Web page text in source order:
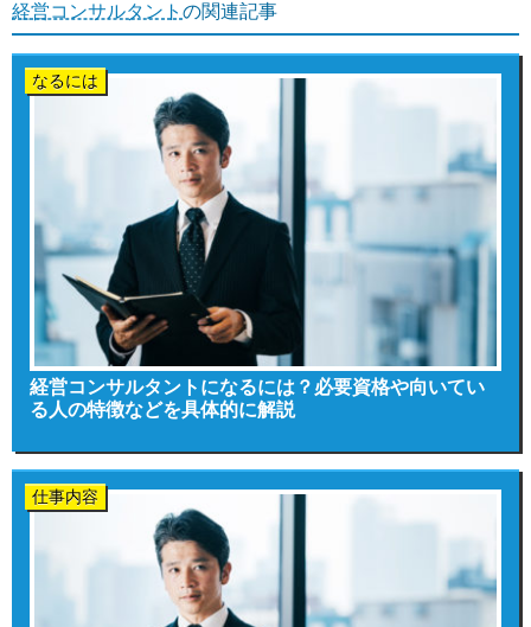
経営コンサルタント の関連記事
なるには
経営コンサルタントになるには？必要資格や向いてい
る人の特徴などを具体的に解説
仕事内容